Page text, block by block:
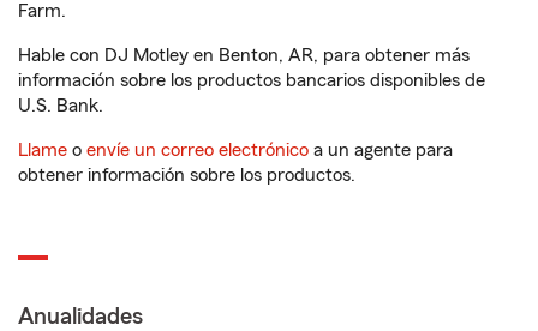
Farm.
Hable con DJ Motley en Benton, AR, para obtener más
información sobre los productos bancarios disponibles de
U.S. Bank.
Llame o envíe un correo electrónico a un agente para
obtener información sobre los productos.
Anualidades